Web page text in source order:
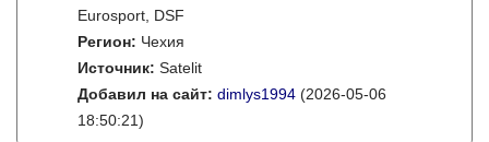
Eurosport, DSF
Регион: Чехия
Источник: Satelit
Добавил на сайт: dimlys1994 (2026-05-06
18:50:21)